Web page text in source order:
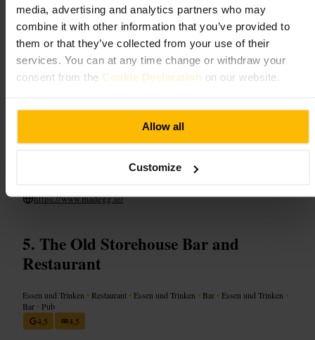
media, advertising and analytics partners who may
combine it with other information that you’ve provided to
them or that they’ve collected from your use of their
services. You can at any time change or withdraw your
consent from the Cookie Declaration on our website.
Allow all
Customize
Erwarte eine kurze, klare Speisekarte mit Eierspezialitäten und
Begleitgerichten. Die Atmosphäre ist ungezwungen, laut genug für
Gespräche und gut für gemeinsame Bestellungen. Service ist
pragmatisch und freundlich, ideal für Frühstück, Brunch oder ein
spätes Abendessen.
Planen Sie Ihren Besuch
Komm mit Appetit und in Gesellschaft, wenn du das Menü teilen
Kontaktmöglichkeit des Lokals. Zieh bequeme Schuhe an, falls du
https://www.madegg.ie/
The Old Storehouse Bar and
Restaurant
Essen und Trinken • Restaurant • Essen und Trinken • Bar • Essen und Trinken •
Bar • Pub
4,5
4,5